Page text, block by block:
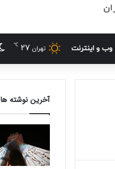
وب و اینترنت تهران 27
℃
آخرین نوشته ها